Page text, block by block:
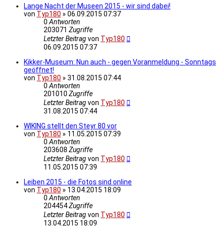
Lange Nacht der Museen 2015 - wir sind dabei!
von Typ180 » 06.09.2015 07:37
0Antworten
203071 Zugriffe
Letzter Beitragvon Typ180
06.09.2015 07:37
Kikker-Museum: Nun auch - gegen Voranmeldung - Sonntags
geöffnet!
von Typ180 » 31.08.2015 07:44
0Antworten
201010 Zugriffe
Letzter Beitragvon Typ180
31.08.2015 07:44
WIKING stellt den Steyr 80 vor
von Typ180 » 11.05.2015 07:39
0Antworten
203608 Zugriffe
Letzter Beitragvon Typ180
11.05.2015 07:39
Leiben 2015 - die Fotos sind online
von Typ180 » 13.04.2015 18:09
0Antworten
204454Zugriffe
Letzter Beitragvon Typ180
13.04.2015 18:09